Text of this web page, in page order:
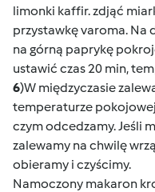
limonki kaffir. zdjąć
przystawkę varoma. Na
na górną paprykę
ustawić czas 20 min,
6)W międzyczasie
temperaturze
czym odcedzamy. Jeśli
zalewamy na chwilę
obieramy i czyścimy.
Namoczony makaron